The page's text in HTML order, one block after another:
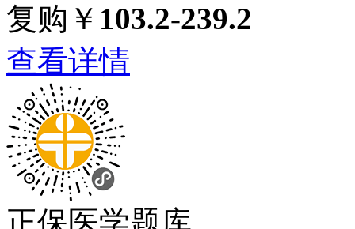
复购￥ 103.2-239.2
查看详情
正保医学题库